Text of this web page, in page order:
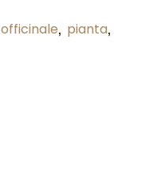
officinale, pianta,